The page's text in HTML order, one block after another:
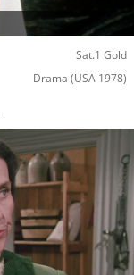
Sat.1 Gold
Drama (USA 1978)